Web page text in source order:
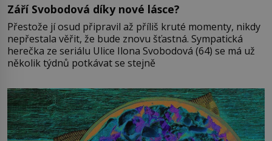
Září Svobodová díky nové lásce?
Přestože jí osud připravil až příliš kruté momenty, nikdy
nepřestala věřit, že bude znovu šťastná. Sympatická
herečka ze seriálu Ulice Ilona Svobodová (64) se má už
několik týdnů potkávat se stejně